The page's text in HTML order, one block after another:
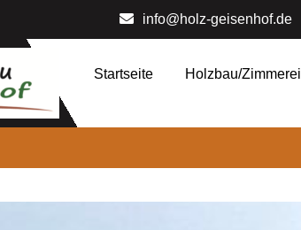
info@holz-geisenhof.de
Startseite Holzbau/Zimmerei